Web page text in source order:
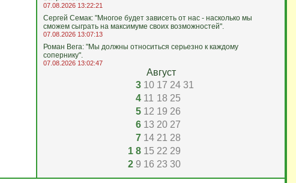
07.08.2026 13:22:21
Сергей Семак: "Многое будет зависеть от нас - насколько мы
сможем сыграть на максимуме своих возможностей".
07.08.2026 13:07:13
Роман Вега: "Мы должны относиться серьезно к каждому
сопернику".
07.08.2026 13:02:47
Август
3 10 17 24 31
4 11 18 25
5 12 19 26
6 13 20 27
7 14 21 28
1 8 15 22 29
2 9 16 23 30